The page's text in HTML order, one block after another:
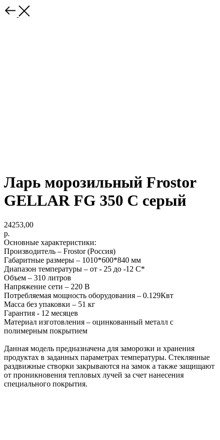
Ларь морозильный Frostor
GELLAR FG 350 C серый
24253,00
р.
Основные характеристики:
Производитель – Frostor (Россия)
Габаритные размеры – 1010*600*840 мм
Диапазон температуры – от - 25 до -12 С*
Объем – 310 литров
Напряжение сети – 220 В
Потребляемая мощность оборудования – 0.129Квт
Масса без упаковки – 51 кг
Гарантия - 12 месяцев
Материал изготовления – оцинкованный металл с
полимерным покрытием
Данная модель предназначена для заморозки и хранения
продуктах в заданных параметрах температуры. Стеклянные
раздвижные створки закрываются на замок а также защищают
от проникновения тепловых лучей за счет нанесения
специального покрытия.